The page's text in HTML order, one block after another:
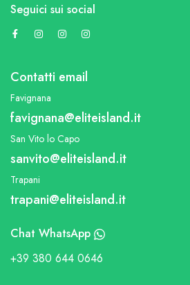
Seguici sui social
Contatti email
Favignana
favignana@eliteisland.it
San Vito lo Capo
sanvito@eliteisland.it
Trapani
trapani@eliteisland.it
Chat WhatsApp
+39 380 644 0646